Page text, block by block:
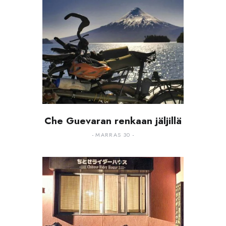
Che Guevaran renkaan jäljillä
MARRAS 30